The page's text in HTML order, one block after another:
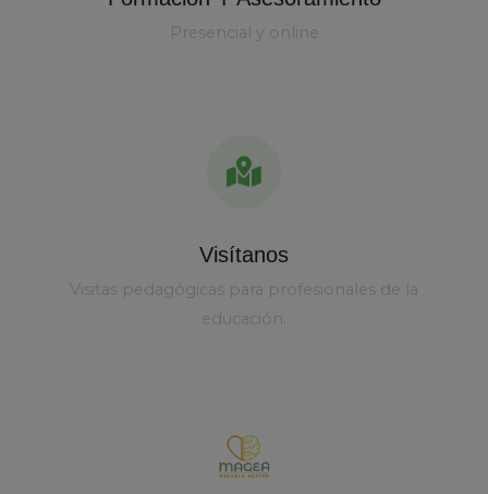
Presencial y online
Visítanos
Visitas pedagógicas para profesionales de la
educación.